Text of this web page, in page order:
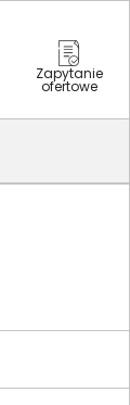
Zapytanie
ofertowe